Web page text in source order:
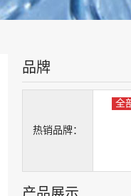
品牌
热销品牌：
全